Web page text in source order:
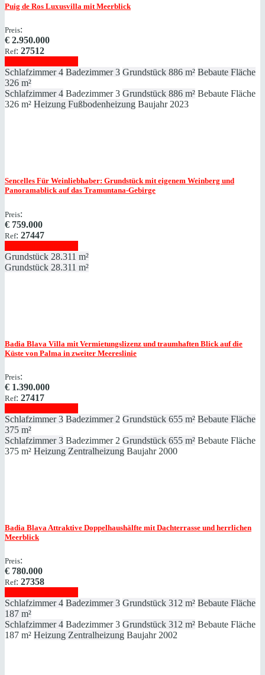
Puig de Ros Luxusvilla mit Meerblick
Preis:
€ 2.950.000
Ref: 27512
Schlafzimmer 4 Badezimmer 3 Grundstück 886 m² Bebaute Fläche
326 m²
Schlafzimmer 4 Badezimmer 3 Grundstück 886 m² Bebaute Fläche
326 m² Heizung Fußbodenheizung Baujahr 2023
Sencelles Für Weinliebhaber: Grundstück mit eigenem Weinberg und
Panoramablick auf das Tramuntana-Gebirge
Preis:
€ 759.000
Ref: 27447
Grundstück 28.311 m²
Grundstück 28.311 m²
Badia Blava Villa mit Vermietungslizenz und traumhaften Blick auf die
Küste von Palma in zweiter Meereslinie
Preis:
€ 1.390.000
Ref: 27417
Schlafzimmer 3 Badezimmer 2 Grundstück 655 m² Bebaute Fläche
375 m²
Schlafzimmer 3 Badezimmer 2 Grundstück 655 m² Bebaute Fläche
375 m² Heizung Zentralheizung Baujahr 2000
Badia BlavaAttraktive Doppelhaushälfte mit Dachterrasse und herrlichen
Meerblick
Preis:
€ 780.000
Ref: 27358
Schlafzimmer 4 Badezimmer 3 Grundstück 312 m² Bebaute Fläche
187 m²
Schlafzimmer 4 Badezimmer 3 Grundstück 312 m² Bebaute Fläche
187 m² Heizung Zentralheizung Baujahr 2002